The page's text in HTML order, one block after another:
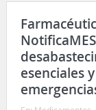
esenciales